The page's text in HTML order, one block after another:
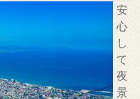
安
心
し
て
夜
景